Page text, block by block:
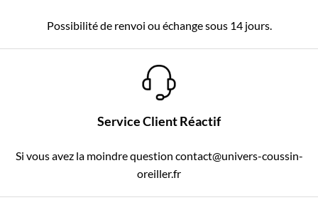
Possibilité de renvoi ou échange sous 14 jours.
Service Client Réactif
Si vous avez la moindre question contact@univers-coussin-
oreiller.fr